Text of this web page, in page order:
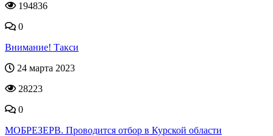
194836
0
Внимание! Такси
24 марта 2023
28223
0
МОБРЕЗЕРВ. Проводится отбор в Курской области